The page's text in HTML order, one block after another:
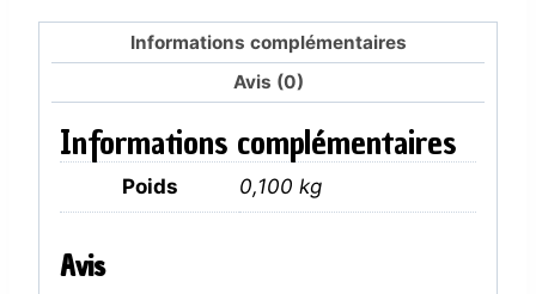
papier
collection
Informations complémentaires
Avis (0)
Informations complémentaires
Poids 0,100 kg
Avis